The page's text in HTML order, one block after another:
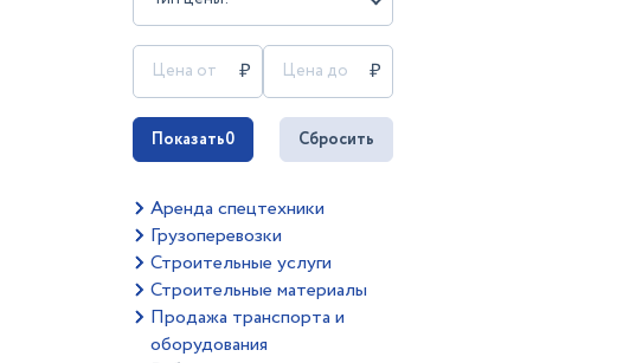
Показать0 Сбросить
Аренда спецтехники
Грузоперевозки
Строительные услуги
Строительные материалы
Продажа транспорта и
оборудования